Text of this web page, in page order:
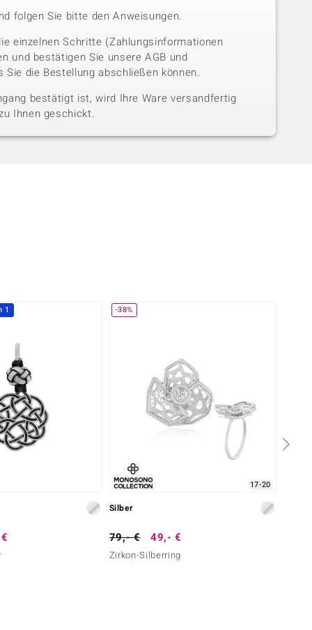
folgen Sie bitte den Anweisungen.
einzelnen Schritte (Zahlungsinformationen
und bestätigen Sie unsere AGB und
Sie die Bestellung abschließen können.
bestätigt ist, wird Ihre Ware versandfertig
Ihnen geschickt.
1 -38%
17-20
Silber
79,- € 49,- €
Zirkon-Silberring